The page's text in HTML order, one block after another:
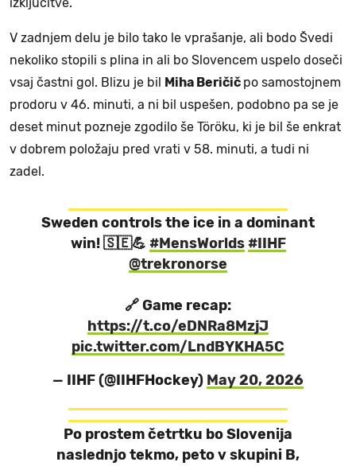
V zadnjem delu je bilo tako le vprašanje, ali bodo Švedi
nekoliko stopili s plina in ali bo Slovencem uspelo doseči
vsaj častni gol. Blizu je bil
Miha Beričič po samostojnem
prodoru v 46. minuti, a ni bil uspešen, podobno pa se je
deset minut pozneje zgodilo še Töröku, ki je bil še enkrat
v dobrem položaju pred vrati v 58. minuti, a tudi ni
zadel.
Sweden controls the ice in a dominant
win! 🇸🇪💪 #MensWorlds #IIHF
@trekronorse
🔗 Game recap:
https://t.co/eDNRa8MzjJ
pic.twitter.com/LndBYKHA5C
— IIHF (@IIHFHockey) May 20, 2026
Po prostem četrtku bo Slovenija
naslednjo tekmo, peto v skupini B,